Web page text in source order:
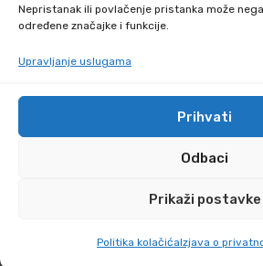
Nepristanak ili povlačenje pristanka može
određene značajke i funkcije.
Upravljanje uslugama
Prihvati
Odbaci
Prikaži postavke
Politika kolačićaIzjava o
© Copyright 2024 by